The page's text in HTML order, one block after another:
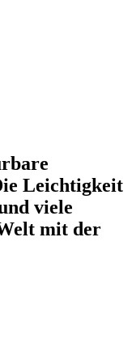
Leichtigkeit
viele
mit der